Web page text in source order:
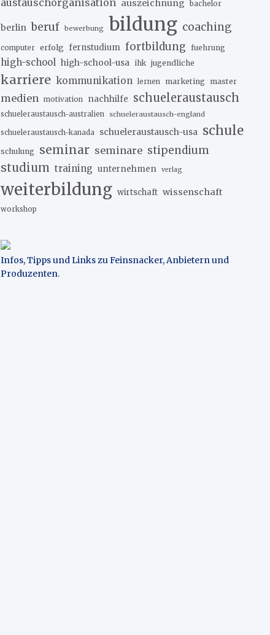
austauschorganisation auszeichnung bachelor
berlin beruf bewerbung bildung coaching
computer erfolg fernstudium fortbildung fuehrung
high-school high-school-usa ihk jugendliche
karriere kommunikation lernen marketing master
medien motivation nachhilfe schueleraustausch
schueleraustausch-australien schueleraustausch-england
schueleraustausch-kanada schueleraustausch-usa schule
schulung seminar seminare stipendium
studium training unternehmen verlag
weiterbildung wirtschaft wissenschaft
workshop
Infos, Tipps und Links zu Feinsnacker, Anbietern und
Produzenten.